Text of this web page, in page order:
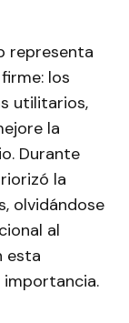
representa
los
utilitarios,
la
Durante
la
olvidándose
al
esta
importancia.